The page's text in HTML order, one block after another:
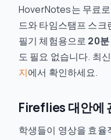
HoverNotes는 무료
드와 타임스탬프 스크
필기 체험용으로 20분
도 필요 없습니다. 최
지에서 확인하세요.
Fireflies 대안에
학생들이 영상을 효율